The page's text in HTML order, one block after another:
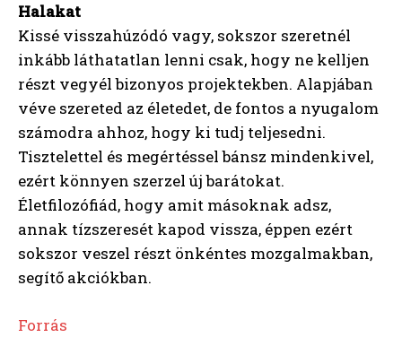
Halakat
Kissé visszahúzódó vagy, sokszor szeretnél
inkább láthatatlan lenni csak, hogy ne kelljen
részt vegyél bizonyos projektekben. Alapjában
véve szereted az életedet, de fontos a nyugalom
számodra ahhoz, hogy ki tudj teljesedni.
Tisztelettel és megértéssel bánsz mindenkivel,
ezért könnyen szerzel új barátokat.
Életfilozófiád, hogy amit másoknak adsz,
annak tízszeresét kapod vissza, éppen ezért
sokszor veszel részt önkéntes mozgalmakban,
segítő akciókban.
Forrás